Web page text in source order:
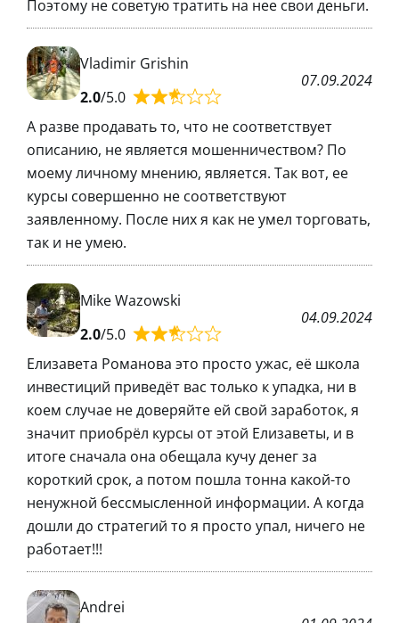
Поэтому не советую тратить на нее свои деньги.
Vladimir Grishin
2.0/5.0
07.09.2024
А разве продавать то, что не соответствует
описанию, не является мошенничеством? По
моему личному мнению, является. Так вот, ее
курсы совершенно не соответствуют
заявленному. После них я как не умел торговать,
так и не умею.
Mike Wazowski
2.0/5.0
04.09.2024
Елизавета Романова это просто ужас, её школа
инвестиций приведёт вас только к упадка, ни в
коем случае не доверяйте ей свой заработок, я
значит приобрёл курсы от этой Елизаветы, и в
итоге сначала она обещала кучу денег за
короткий срок, а потом пошла тонна какой-то
ненужной бессмысленной информации. А когда
дошли до стратегий то я просто упал, ничего не
работает!!!
Andrei